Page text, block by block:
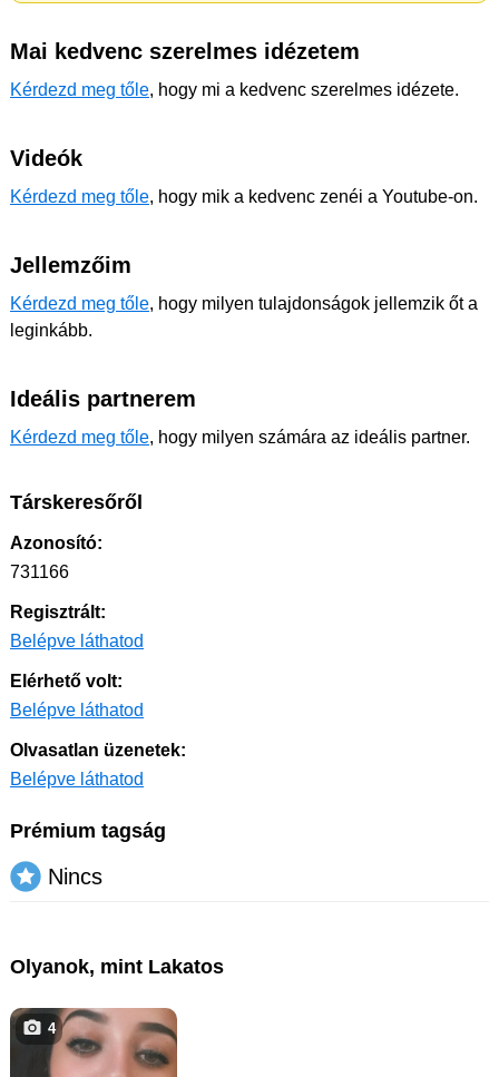
Mai kedvenc szerelmes idézetem
Kérdezd meg tőle, hogy mi a kedvenc szerelmes idézete.
Videók
Kérdezd meg tőle, hogy mik a kedvenc zenéi a Youtube-on.
Jellemzőim
Kérdezd meg tőle, hogy milyen tulajdonságok jellemzik őt a
leginkább.
Ideális partnerem
Kérdezd meg tőle, hogy milyen számára az ideális partner.
Társkeresőről
Azonosító:
731166
Regisztrált:
Belépve láthatod
Elérhető volt:
Belépve láthatod
Olvasatlan üzenetek:
Belépve láthatod
Prémium tagság
Nincs
Olyanok, mint Lakatos
4